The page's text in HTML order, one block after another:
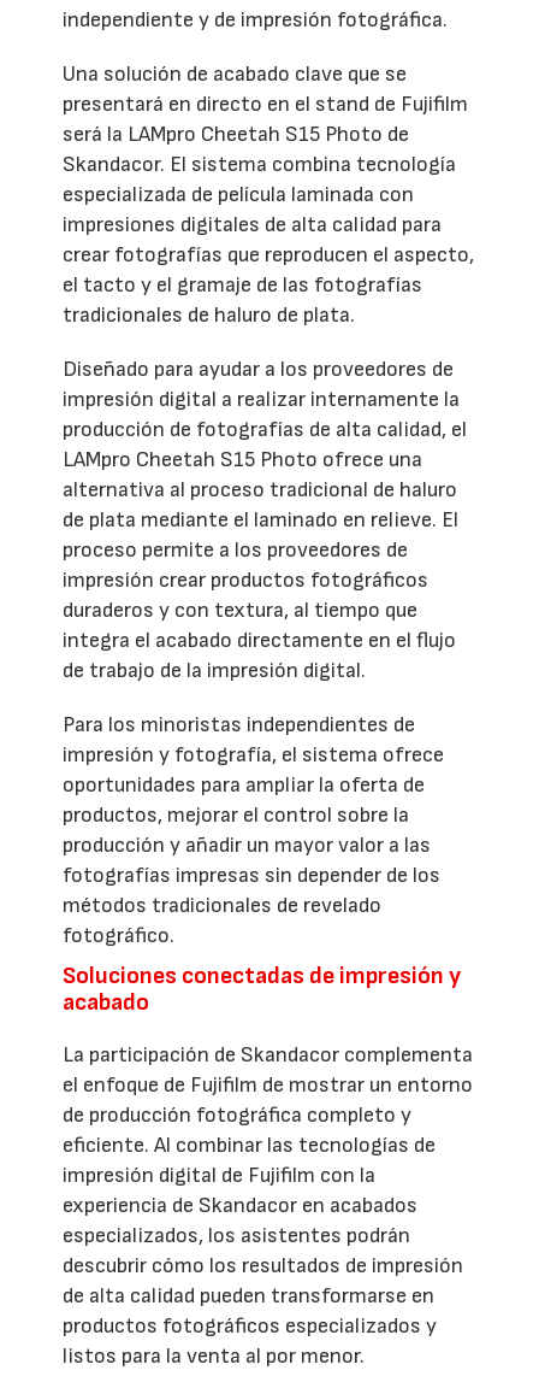
independiente y de impresión fotográfica.
Una solución de acabado clave que se
presentará en directo en el stand de Fujifilm
será la LAMpro Cheetah S15 Photo de
Skandacor. El sistema combina tecnología
especializada de película laminada con
impresiones digitales de alta calidad para
crear fotografías que reproducen el aspecto,
el tacto y el gramaje de las fotografías
tradicionales de haluro de plata.
Diseñado para ayudar a los proveedores de
impresión digital a realizar internamente la
producción de fotografías de alta calidad, el
LAMpro Cheetah S15 Photo ofrece una
alternativa al proceso tradicional de haluro
de plata mediante el laminado en relieve. El
proceso permite a los proveedores de
impresión crear productos fotográficos
duraderos y con textura, al tiempo que
integra el acabado directamente en el flujo
de trabajo de la impresión digital.
Para los minoristas independientes de
impresión y fotografía, el sistema ofrece
oportunidades para ampliar la oferta de
productos, mejorar el control sobre la
producción y añadir un mayor valor a las
fotografías impresas sin depender de los
métodos tradicionales de revelado
fotográfico.
Soluciones conectadas de impresión y
acabado
La participación de Skandacor complementa
el enfoque de Fujifilm de mostrar un entorno
de producción fotográfica completo y
eficiente. Al combinar las tecnologías de
impresión digital de Fujifilm con la
experiencia de Skandacor en acabados
especializados, los asistentes podrán
descubrir cómo los resultados de impresión
de alta calidad pueden transformarse en
productos fotográficos especializados y
listos para la venta al por menor.